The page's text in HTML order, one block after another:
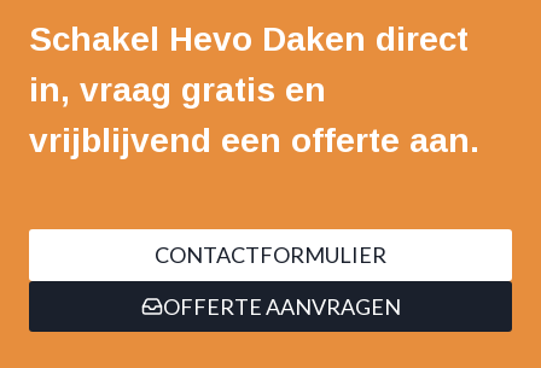
Schakel Hevo Daken direct
in, vraag gratis en
vrijblijvend een offerte aan.
CONTACTFORMULIER
OFFERTE AANVRAGEN